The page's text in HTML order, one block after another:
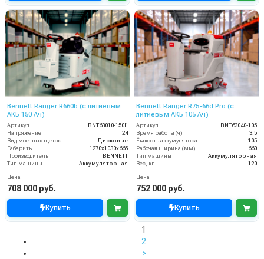
Bennett Ranger R660b (с литиевым
АКБ 150 Ач)
Артикул
BNT63010-150li
Напряжение
24
Вид моечных щеток
Дисковые
Габариты
1270х1030х665
Производитель
BENNETT
Тип машины
Аккумуляторная
Цена
708 000 руб.
Купить
Bennett Ranger R75-66d Pro (с
литиевым АКБ 105 Ач)
Артикул
BNT63040-105
Время работы (ч)
3.5
Ёмкость аккумулятора (Ач)
105
Рабочая ширина (мм)
660
Тип машины
Аккумуляторная
Вес, кг
120
Цена
752 000 руб.
Купить
1
2
>